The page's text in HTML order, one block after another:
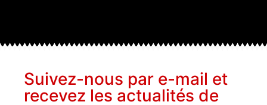
Suivez-nous par e-mail et
recevez les actualités de